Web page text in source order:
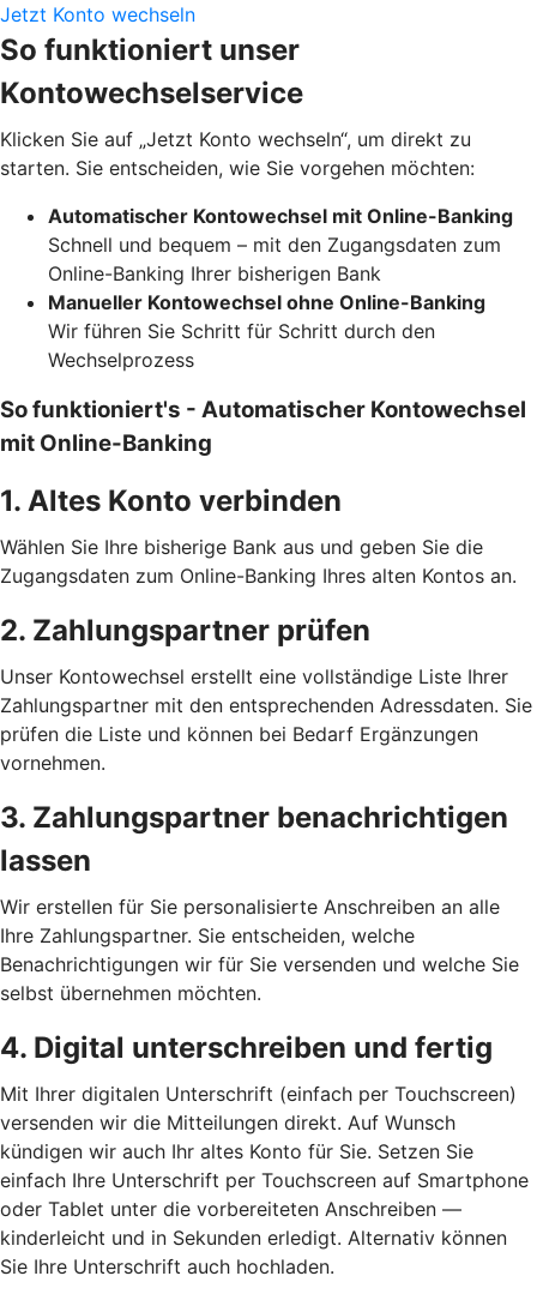
Jetzt Konto wechseln
So funktioniert unser
Kontowechselservice
Klicken Sie auf „Jetzt Konto wechseln“, um direkt zu
starten. Sie entscheiden, wie Sie vorgehen möchten:
Automatischer Kontowechsel mit Online-Banking
Schnell und bequem – mit den Zugangsdaten zum
Online-Banking Ihrer bisherigen Bank
Manueller Kontowechsel ohne Online-Banking
Wir führen Sie Schritt für Schritt durch den
Wechselprozess
So funktioniert's - Automatischer Kontowechsel
mit Online-Banking
1. Altes Konto verbinden
Wählen Sie Ihre bisherige Bank aus und geben Sie die
Zugangsdaten zum Online-Banking Ihres alten Kontos an.
2. Zahlungspartner prüfen
Unser Kontowechsel erstellt eine vollständige Liste Ihrer
Zahlungspartner mit den entsprechenden Adressdaten. Sie
prüfen die Liste und können bei Bedarf Ergänzungen
vornehmen.
3. Zahlungspartner benachrichtigen
lassen
Wir erstellen für Sie personalisierte Anschreiben an alle
Ihre Zahlungspartner. Sie entscheiden, welche
Benachrichtigungen wir für Sie versenden und welche Sie
selbst übernehmen möchten.
4. Digital unterschreiben und fertig
Mit Ihrer digitalen Unterschrift (einfach per Touchscreen)
versenden wir die Mitteilungen direkt. Auf Wunsch
kündigen wir auch Ihr altes Konto für Sie. Setzen Sie
einfach Ihre Unterschrift per Touchscreen auf Smartphone
oder Tablet unter die vorbereiteten Anschreiben —
kinderleicht und in Sekunden erledigt. Alternativ können
Sie Ihre Unterschrift auch hochladen.